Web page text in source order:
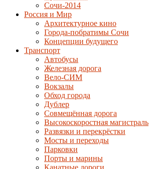
Сочи-2014
Россия и Мир
Архитектурное кино
Города-побратимы Сочи
Концепции будущего
Транспорт
Автобусы
Железная дорога
Вело-СИМ
Вокзалы
Обход города
Дублер
Совмещённая дорога
Высокоскоростная магистраль
Развязки и перекрёстки
Мосты и переходы
Парковки
Порты и марины